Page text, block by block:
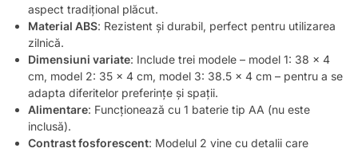
aspect tradițional plăcut.
Material ABS: Rezistent și durabil, perfect pentru utilizarea
zilnică.
Dimensiuni variate: Include trei modele – model 1: 38 x 4
cm, model 2: 35 x 4 cm, model 3: 38.5 x 4 cm – pentru a se
adapta diferitelor preferințe și spații.
Alimentare: Funcționează cu 1 baterie tip AA (nu este
inclusă).
Contrast fosforescent: Modelul 2 vine cu detalii care